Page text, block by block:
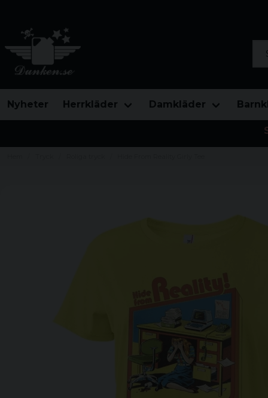
Nyheter Herrkläder Damkläder